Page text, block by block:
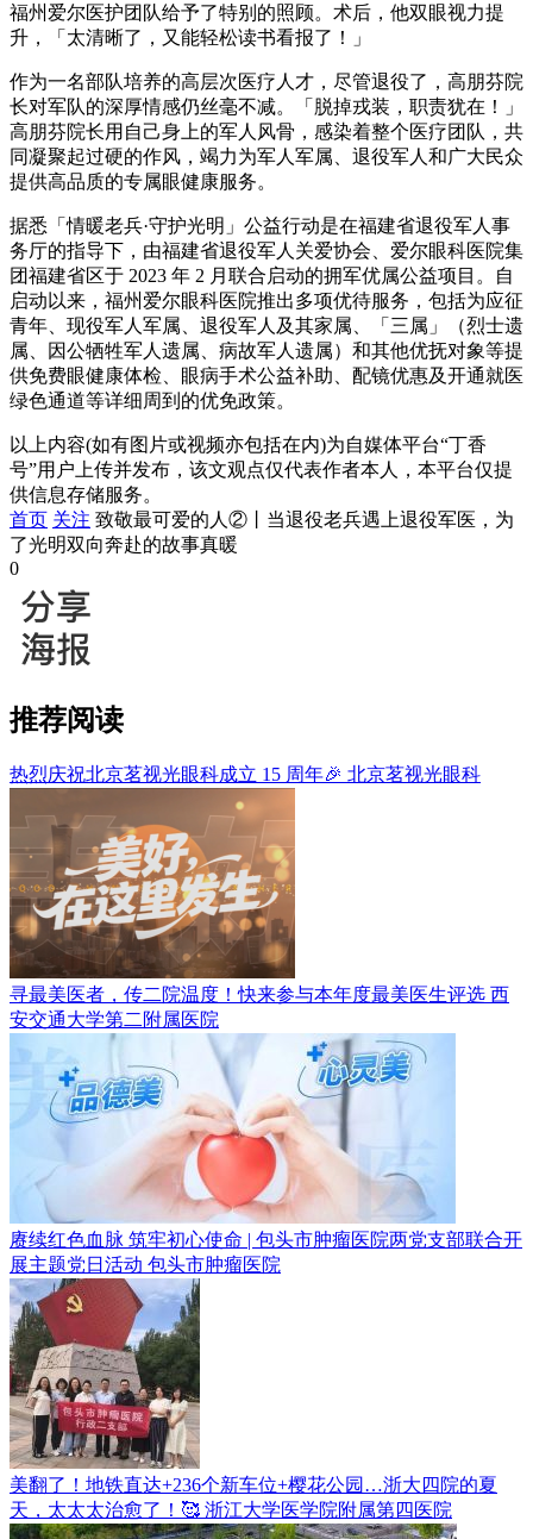
福州爱尔医护团队给予了特别的照顾。术后，他双眼视力提
升，「太清晰了，又能轻松读书看报了！」
作为一名部队培养的高层次医疗人才，尽管退役了，高朋芬院
长对军队的深厚情感仍丝毫不减。「脱掉戎装，职责犹在！」
高朋芬院长用自己身上的军人风骨，感染着整个医疗团队，共
同凝聚起过硬的作风，竭力为军人军属、退役军人和广大民众
提供高品质的专属眼健康服务。
据悉「情暖老兵·守护光明」公益行动是在福建省退役军人事
务厅的指导下，由福建省退役军人关爱协会、爱尔眼科医院集
团福建省区于 2023 年 2 月联合启动的拥军优属公益项目。自
启动以来，福州爱尔眼科医院推出多项优待服务，包括为应征
青年、现役军人军属、退役军人及其家属、「三属」（烈士遗
属、因公牺牲军人遗属、病故军人遗属）和其他优抚对象等提
供免费眼健康体检、眼病手术公益补助、配镜优惠及开通就医
绿色通道等详细周到的优免政策。
以上内容(如有图片或视频亦包括在内)为自媒体平台“丁香
号”用户上传并发布，该文观点仅代表作者本人，本平台仅提
供信息存储服务。
首页 关注 致敬最可爱的人②丨当退役老兵遇上退役军医，为
了光明双向奔赴的故事真暖
0
推荐阅读
热烈庆祝北京茗视光眼科成立 15 周年🎉 北京茗视光眼科
寻最美医者，传二院温度！快来参与本年度最美医生评选 西
安交通大学第二附属医院
赓续红色血脉 筑牢初心使命 | 包头市肿瘤医院两党支部联合开
展主题党日活动 包头市肿瘤医院
美翻了！地铁直达+236个新车位+樱花公园…浙大四院的夏
天，太太太治愈了！🥰 浙江大学医学院附属第四医院